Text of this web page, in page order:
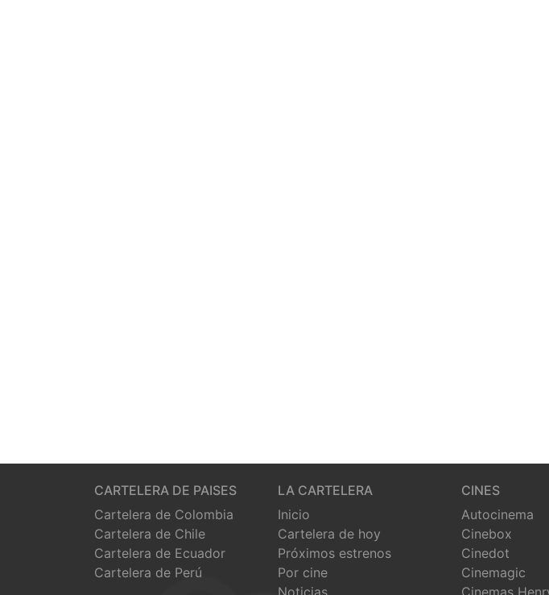
CARTELERA DE PAISES
Cartelera de Colombia
Cartelera de Chile
Cartelera de Ecuador
Cartelera de Perú
LA CARTELERA
Inicio
Cartelera de hoy
Próximos estrenos
Por cine
CINES
Autocinema
Cinebox
Cinedot
Cinemagic